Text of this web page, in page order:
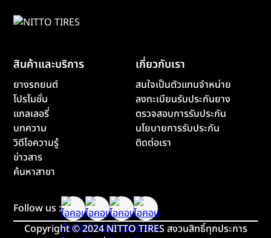
สินค้าและบริการ
ยางรถยนต์
โปรโมชั่น
แกลเลอรี่
บทความ
วิดีโอความรู้
ข่าวสาร
ค้นหาสาขา
เกี่ยวกับเรา
สนใจเป็นตัวแทนจำหน่าย
ลงทะเบียนรับประกันยาง
ตรวจสอบการรับประกัน
นโยบายการรับประกัน
ติดต่อเรา
Follow us :
Copyright©2024 NITTO TIRES สงวนสิทธิ์ทุกประการ